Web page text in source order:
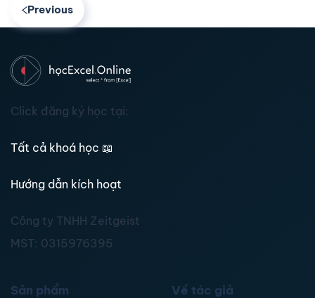
Previous
Click đăng ký học tại:
Tất cả khoá học 📖
Hướng dẫn kích hoạt
Công ty TNHH Zeitgeist
MST: 0315976395
Sản phẩm Về tác giả